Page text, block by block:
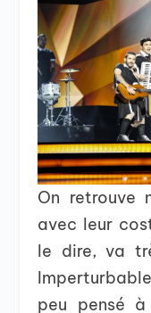
On retrouve
avec leur
le dire, va
peu pensé à